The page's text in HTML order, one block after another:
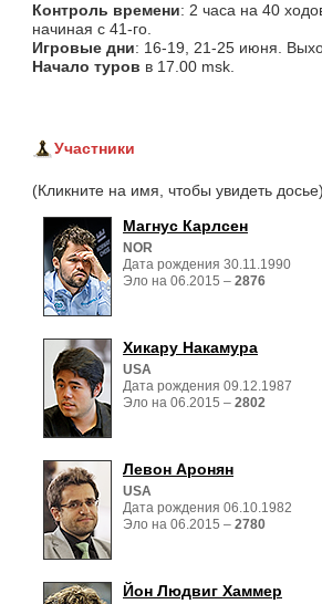
Контроль времени: 2 часа на 40
начиная с 41-го.
Игровые дни: 16-19, 21-25 июня.
Начало туров в 17.00 msk.
Участники
(Кликните на имя, чтобы увидеть досье)
Магнус Карлсен
NOR
Дата рождения 30.11.1990
Эло на 06.2015 – 2876
Хикару Накамура
USA
Дата рождения 09.12.1987
Эло на 06.2015 – 2802
Левон Аронян
USA
Дата рождения 06.10.1982
Эло на 06.2015 – 2780
Йон Людвиг Хаммер